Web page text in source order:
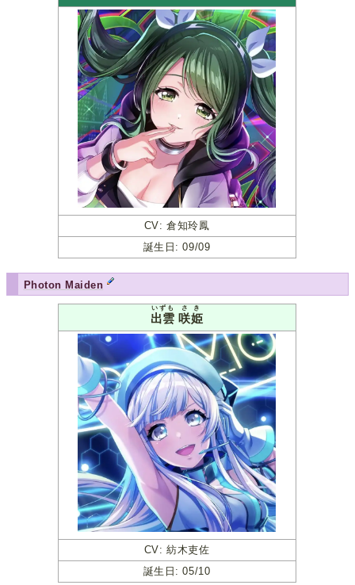
CV: 倉知玲鳳
誕生日: 09/09
Photon Maiden
出雲
いずも
咲姫
さき
CV: 紡木吏佐
誕生日: 05/10